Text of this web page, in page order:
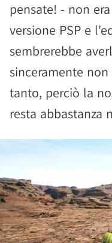
pensate! - non
versione PSP e
sembrerebbe
sinceramente
tanto, perciò la
resta abbastanza